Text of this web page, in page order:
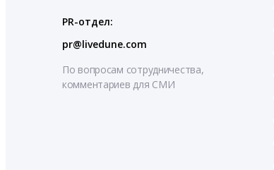
PR-отдел:
pr@livedune.com
По вопросам сотрудничества,
комментариев для СМИ